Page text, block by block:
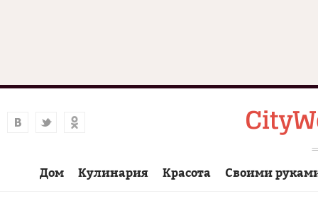
Дом Кулинария Красота Своими